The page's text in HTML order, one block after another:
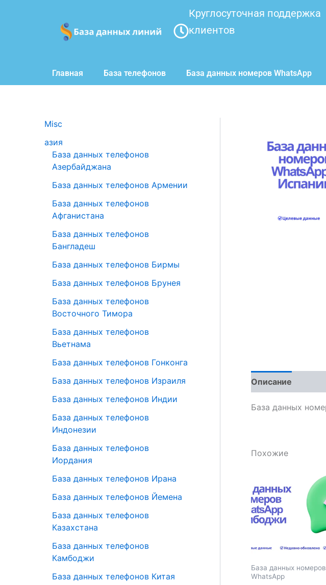
Круглосуточная поддержка
клиентов
Главная База телефонов База данных номеров WhatsApp
Misc
азия
База данных телефонов
Азербайджана
База данных телефонов Армении
База данных телефонов
Афганистана
База данных телефонов
Бангладеш
База данных телефонов Бирмы
База данных телефонов Брунея
База данных телефонов
Восточного Тимора
База данных телефонов
Вьетнама
База данных телефонов Гонконга
База данных телефонов Израиля
База данных телефонов Индии
База данных телефонов
Индонезии
База данных телефонов
Иордания
База данных телефонов Ирана
База данных телефонов Йемена
База данных телефонов
Казахстана
База данных телефонов
Камбоджи
База данных телефонов Китая
Описание
База данных
Похожие
База данных номеров
WhatsApp